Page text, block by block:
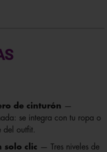
de cinturón —
se integra con tu ropa o
del outfit.
solo clic — Tres niveles de